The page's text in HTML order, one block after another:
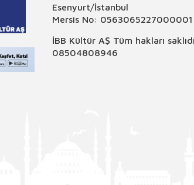
Esenyurt/İstanbul
Mersis No: 0563065227000001
İBB Kültür AŞ Tüm hakları
08504808946